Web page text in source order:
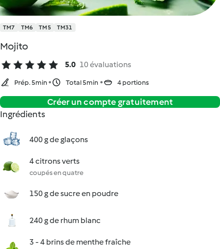
TM7 TM6 TM5 TM31
Mojito
5.0 10 évaluations
Prép. 5min Total 5min 4 portions
Créer un compte gratuitement
Ingrédients
400 g de glaçons
4 citrons verts
coupés en quatre
150 g de sucre en poudre
240 g de rhum blanc
3 - 4 brins de menthe fraîche